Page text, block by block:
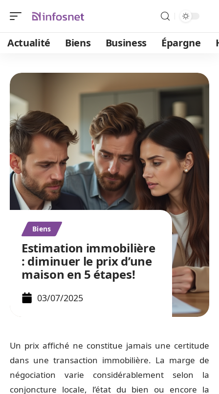
Actualité Biens Business Épargne
Biens
Estimation immobilière
: diminuer le prix d’une
maison en 5 étapes!
03/07/2025
Un prix affiché ne constitue jamais une certitude
dans une transaction immobilière. La marge de
négociation varie considérablement selon la
conjoncture locale, l’état du bien ou encore la